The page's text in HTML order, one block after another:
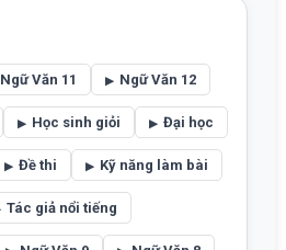
Ngữ Văn 11 Ngữ Văn 12
Học sinh giỏi Đại học
Đề thi Kỹ năng làm bài
Tác giả nổi tiếng